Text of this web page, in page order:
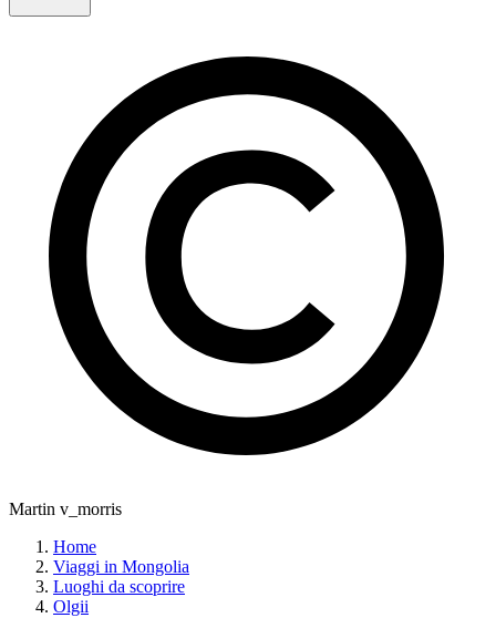
Martin v_morris
Home
Viaggi in Mongolia
Luoghi da scoprire
Olgii